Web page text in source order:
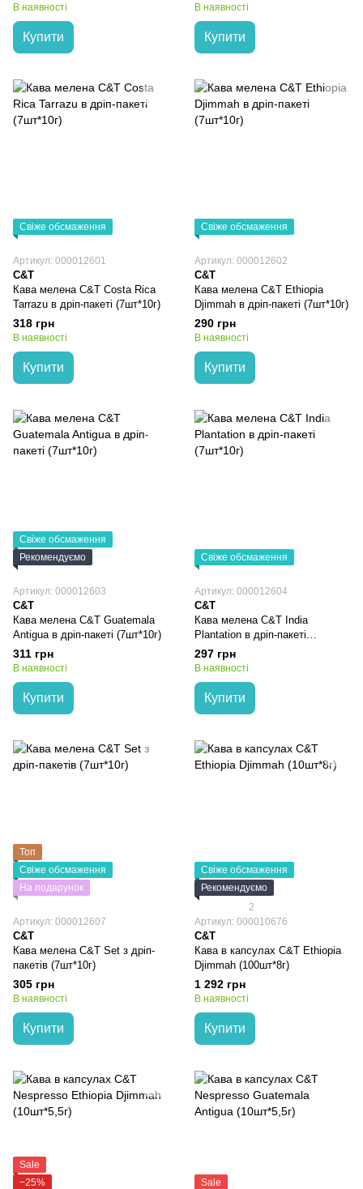
В наявності
Купити
В наявності
Купити
Свіже обсмаження
Артикул: 000012601
C&T
Кава мелена C&T Costa Rica
Tarrazu в дріп-пакеті (7шт*10г)
318 грн
В наявності
Купити
Свіже обсмаження
Артикул: 000012602
C&T
Кава мелена C&T Ethiopia
Djimmah в дріп-пакеті (7шт*10г)
290 грн
В наявності
Купити
Свіже обсмаження
Рекомендуємо
Артикул: 000012603
C&T
Кава мелена C&T Guatemala
Antigua в дріп-пакеті (7шт*10г)
311 грн
В наявності
Купити
Свіже обсмаження
Артикул: 000012604
C&T
Кава мелена C&T India
Plantation в дріп-пакеті
(7шт*10г)
297 грн
В наявності
Купити
Топ
Свіже обсмаження
На подарунок
Артикул: 000012607
C&T
Кава мелена C&T Set з дріп-
пакетів (7шт*10г)
305 грн
В наявності
Купити
Свіже обсмаження
Рекомендуємо
2
Артикул: 000010676
C&T
Кава в капсулах C&T Ethiopia
Djimmah (100шт*8г)
1 292 грн
В наявності
Купити
Sale
−25%
Sale